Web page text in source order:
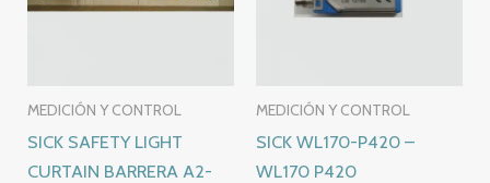
MEDICIÓN Y CONTROL
SICK SAFETY LIGHT
CURTAIN BARRERA A2-
MEDICIÓN Y CONTROL
SICK WL170-P420 –
WL170 P420